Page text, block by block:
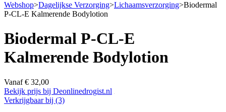
Webshop>Dagelijkse Verzorging>Lichaamsverzorging>Biodermal
P-CL-E Kalmerende Bodylotion
Biodermal P-CL-E
Kalmerende Bodylotion
Vanaf € 32,00
Bekijk prijs bij Deonlinedrogist.nl
Verkrijgbaar bij (3)